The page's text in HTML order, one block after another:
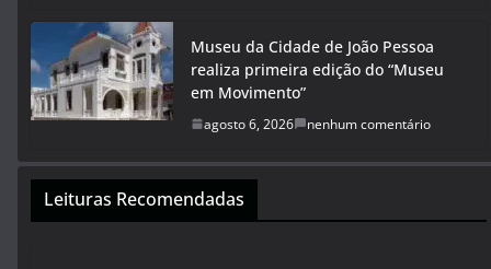
Museu da Cidade de João Pessoa
realiza primeira edição do “Museu
em Movimento”
agosto 6, 2026 nenhum comentário
Leituras Recomendadas